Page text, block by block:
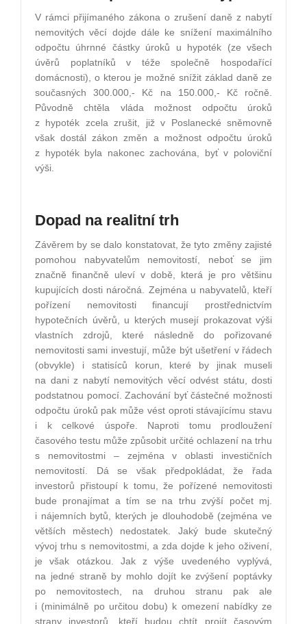
V rámci přijímaného zákona o zrušení daně z nabytí
nemovitých věcí dojde dále ke snížení maximálního
odpočtu úhrnné částky úroků u hypoték (ze všech
úvěrů poplatníků v téže společně hospodařící
domácnosti), o kterou je možné snížit základ daně ze
současných 300.000,- Kč na 150.000,- Kč ročně.
Původně chtěla vláda možnost odpočtu úroků
z hypoték zcela zrušit, již v Poslanecké sněmovně
však dostál zákon změn a možnost odpočtu úroků
z hypoték byla nakonec zachována, byť v poloviční
výši.
Dopad na realitní trh
Závěrem by se dalo konstatovat, že tyto změny zajisté
pomohou nabyvatelům nemovitostí, neboť se jim
značně finančně uleví v době, která je pro většinu
kupujících dosti náročná. Zejména u nabyvatelů, kteří
pořízení nemovitosti financují prostřednictvím
hypotečních úvěrů, u kterých musejí prokazovat výši
vlastních zdrojů, které následně do pořizované
nemovitosti sami investují, může být ušetření v řádech
(obvykle) i statisíců korun, které by jinak museli
na dani z nabytí nemovitých věcí odvést státu, dosti
podstatnou pomocí. Zachování byť částečné možnosti
odpočtu úroků pak může vést oproti stávajícímu stavu
i k celkové úspoře. Naproti tomu prodloužení
časového testu může způsobit určité ochlazení na trhu
s nemovitostmi – zejména v oblasti investičních
nemovitostí. Dá se však předpokládat, že řada
investorů přistoupí k tomu, že pořízené nemovitosti
bude pronajímat a tím se na trhu zvýší počet mj.
i nájemních bytů, kterých je dlouhodobě (zejména ve
větších městech) nedostatek. Jaký bude skutečný
vývoj trhu s nemovitostmi, a zda dojde k jeho oživení,
je však otázkou. Jak z výše uvedeného vyplývá,
na jedné straně by mohlo dojít ke zvýšení poptávky
po nemovitostech, na druhou stranu pak ale
i (minimálně po určitou dobu) k omezení nabídky ze
strany investorů, kteří budou chtít projít časovým